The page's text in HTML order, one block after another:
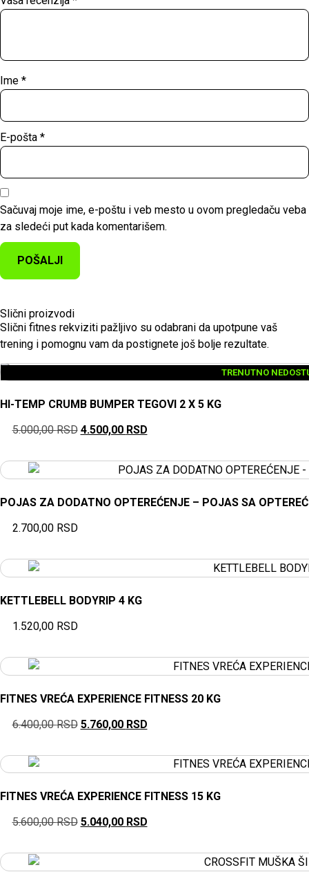
Ime *
E-pošta *
Sačuvaj moje ime, e-poštu i veb mesto u ovom pregledaču veba
za sledeći put kada komentarišem.
Slični proizvodi
Slični fitnes rekviziti pažljivo su odabrani da upotpune vaš
trening i pomognu vam da postignete još bolje rezultate.
TRENUTNO
HI-TEMP CRUMB BUMPER TEGOVI 2 X 5 KG
5.000,00RSD 4.500,00 RSD
POJAS ZA DODATNO OPTEREĆENJE – POJAS SA
2.700,00 RSD
KETTLEBELL BODYRIP 4 KG
1.520,00 RSD
FITNES VREĆA EXPERIENCE FITNESS 20 KG
6.400,00RSD 5.760,00 RSD
FITNES VREĆA EXPERIENCE FITNESS 15 KG
5.600,00RSD 5.040,00 RSD